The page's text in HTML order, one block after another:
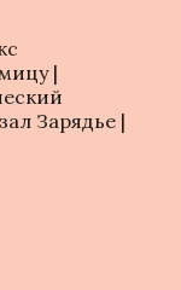
|
Зарядье |